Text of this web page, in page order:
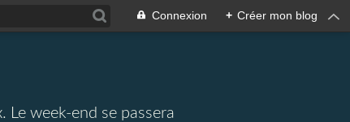
Connexion + Créer mon blog
Le week-end se passera